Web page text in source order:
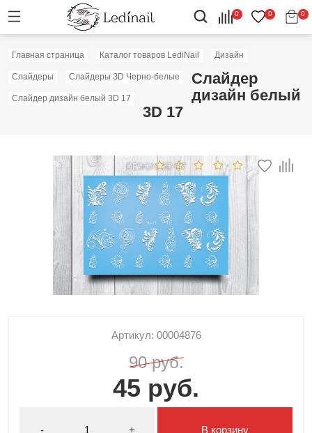
0 0 0
Главная страница Каталог товаров LediNail Дизайн
Слайдеры Слайдеры ЗD Черно-белые
Слайдер дизайн белый 3D 17
Слайдер
дизайн белый
3D 17
Скидка: 50%
Артикул: 00004876
90 руб.
45 руб.
- + В корзину